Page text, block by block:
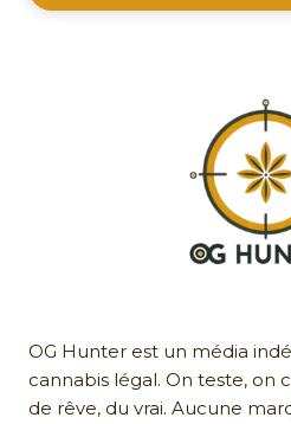
OG Hunter est un média
cannabis légal. On teste, on
de rêve, du vrai. Aucune